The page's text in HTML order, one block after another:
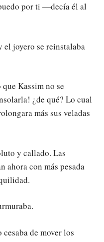
por ti —decía él al
el joyero se reinstalaba
Kassim no se
¿de qué? Lo cual
más sus veladas
y callado. Las
ahora con más pesada
de mover los